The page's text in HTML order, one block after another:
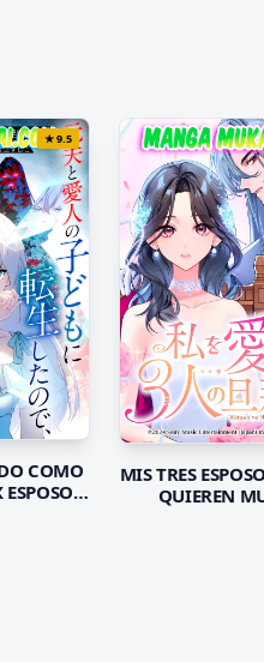
★9.5
COMO
Y
MIS TRES
QUIEREN